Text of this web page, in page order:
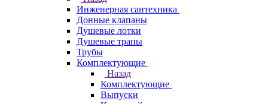
Инженерная сантехника
Донные клапаны
Душевые лотки
Душевые трапы
Трубы
Комплектующие
Назад
Комплектующие
Выпуски